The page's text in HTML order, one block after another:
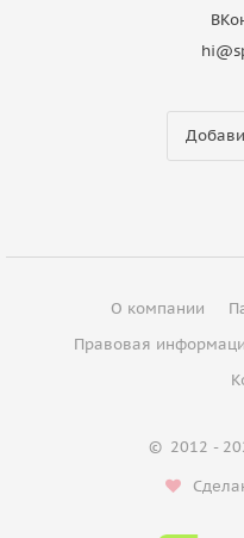
О компании
Правовая
© 2012 -